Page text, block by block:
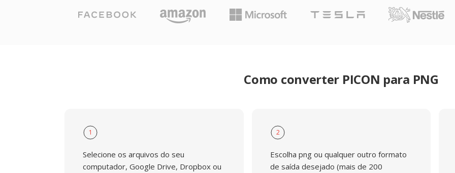
Como converter PICON para PNG
1
Selecione os arquivos do seu
computador, Google Drive, Dropbox ou
2
Escolha png ou qualquer outro formato
de saída desejado (mais de 200